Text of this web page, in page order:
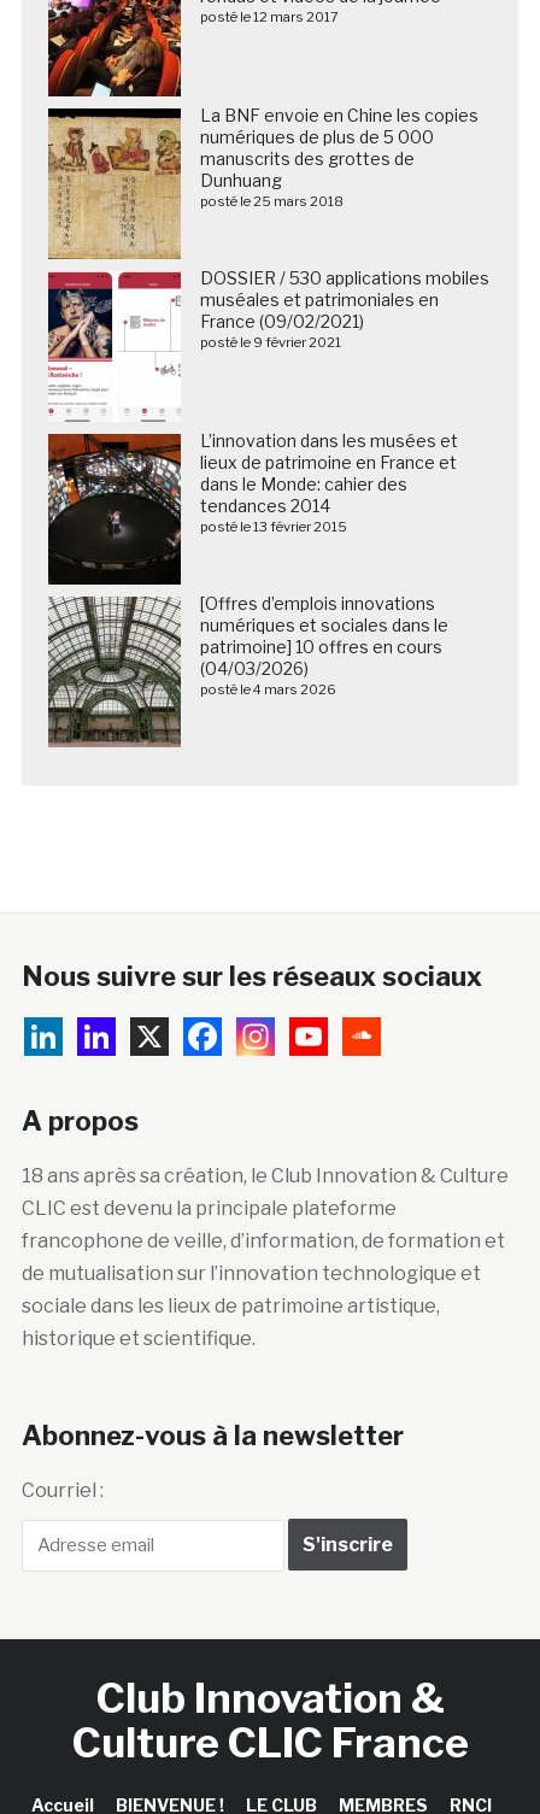
posté le 12 mars 2017
La BNF envoie en Chine les copies
numériques de plus de 5 000
manuscrits des grottes de
Dunhuang
posté le 25 mars 2018
DOSSIER / 530 applications mobiles
muséales et patrimoniales en
France (09/02/2021)
posté le 9 février 2021
L’innovation dans les musées et
lieux de patrimoine en France et
dans le Monde: cahier des
tendances 2014
posté le 13 février 2015
[Offres d’emplois innovations
numériques et sociales dans le
patrimoine] 10 offres en cours
(04/03/2026)
posté le 4 mars 2026
Nous suivre sur les réseaux sociaux
A propos
18 ans après sa création, le Club Innovation & Culture
CLIC est devenu la principale plateforme
francophone de veille, d’information, de formation et
de mutualisation sur l’innovation technologique et
sociale dans les lieux de patrimoine artistique,
historique et scientifique.
Abonnez-vous à la newsletter
Courriel :
Club Innovation &
Culture CLIC France
Accueil BIENVENUE ! LE CLUB MEMBRES RNCI